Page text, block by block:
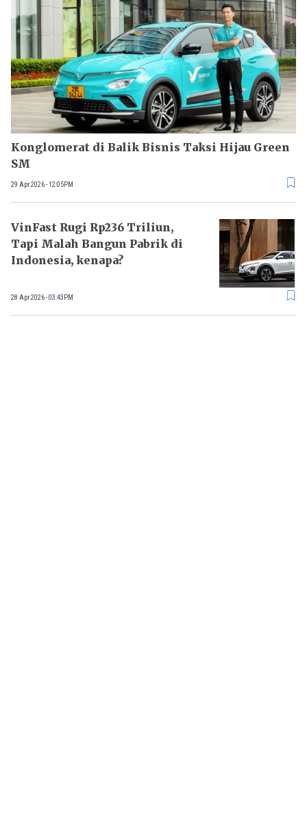
Konglomerat di Balik Bisnis Taksi Hijau Green
SM
29 Apr 2026 - 12:05PM
VinFast Rugi Rp236 Triliun,
Tapi Malah Bangun Pabrik di
Indonesia, kenapa?
28 Apr 2026 - 03:43PM